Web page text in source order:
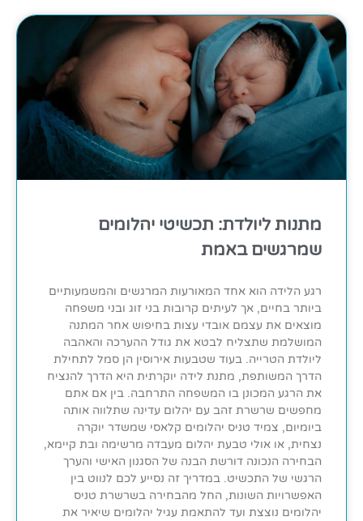
מתנות ליולדת: תכשיטי יהלומים
שמרגשים באמת
רגע הלידה הוא אחד המאורעות המרגשים והמשמעותיים
ביותר בחיים, אך לעיתים קרובות בני זוג ובני משפחה
מוצאים את עצמם אובדי עצות בחיפוש אחר המתנה
המושלמת שתצליח לבטא את גודל ההערכה והאהבה
ליולדת הטרייה. בעוד שטבעות אירוסין הן סמל לתחילת
הדרך המשותפת, מתנת לידה יוקרתית היא הדרך להנציח
את הרגע המכונן בו המשפחה התרחבה. בין אם אתם
מחפשים שרשרת זהב עם יהלום עדינה שתלווה אותה
ביומיום, צמיד טניס יהלומים קלאסי שמשדר יוקרה
נצחית, או אולי טבעת יהלום מעבדה מרשימה ובת קיימא,
הבחירה הנכונה דורשת הבנה של הסגנון האישי והערך
הרגשי של התכשיט. במדריך זה נסייע לכם לנווט בין
האפשרויות השונות, החל מהבחירה בשרשרת טניס
יהלומים נוצצת ועד להתאמת עגיל יהלומים שיאיר את